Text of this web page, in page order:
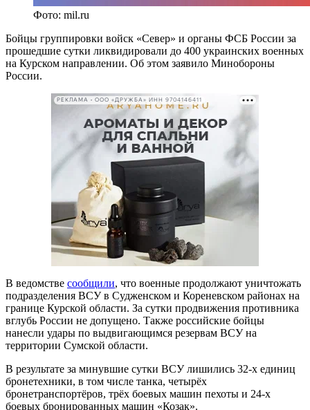
Фото: mil.ru
Бойцы группировки войск «Север» и органы ФСБ России за
прошедшие сутки ликвидировали до 400 украинских военных
на Курском направлении. Об этом заявило Минобороны
России.
РЕКЛАМА • ООО «ДРУЖБА» ИНН 9704146411
В ведомстве сообщили, что военные продолжают уничтожать
подразделения ВСУ в Судженском и Кореневском районах на
границе Курской области. За сутки продвижения противника
вглубь России не допущено. Также российские бойцы
нанесли удары по выдвигающимся резервам ВСУ на
территории Сумской области.
В результате за минувшие сутки ВСУ лишились 32-х единиц
бронетехники, в том числе танка, четырёх
бронетранспортёров, трёх боевых машин пехоты и 24-х
боевых бронированных машин «Козак».